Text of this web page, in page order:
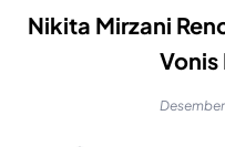
Nikita Mirzani